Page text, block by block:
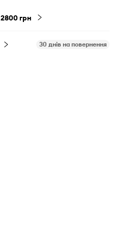
2800 грн
30 днів на повернення